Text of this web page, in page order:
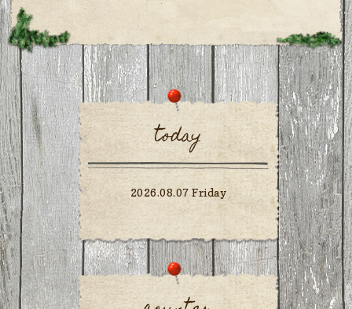
today
2026.08.07 Friday